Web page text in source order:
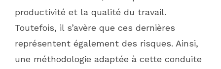
productivité et la qualité du travail.
Toutefois, il s’avère que ces dernières
représentent également des risques. Ainsi,
une méthodologie adaptée à cette conduite